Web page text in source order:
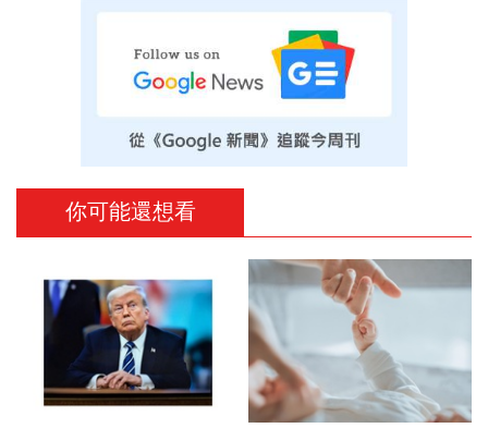
你可能還想看